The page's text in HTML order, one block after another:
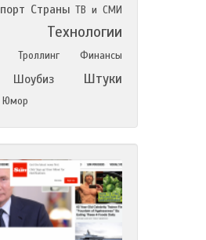
Страны ТВ и СМИ
Технологии
Троллинг Финансы
Шоубиз Штуки
Юмор